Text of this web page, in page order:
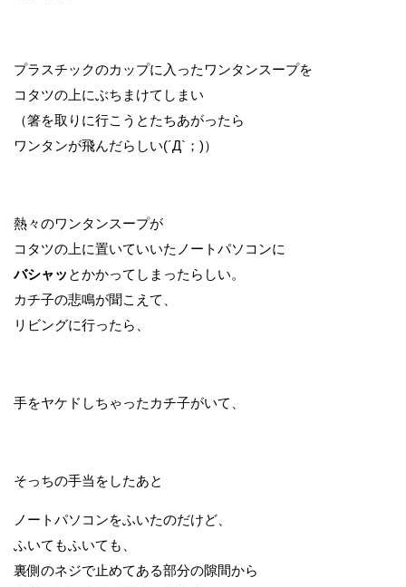
プラスチックのカップに入ったワンタンスープを
コタツの上にぶちまけてしまい
（箸を取りに行こうとたちあがったら
ワンタンが飛んだらしい(´Д`；)）
熱々のワンタンスープが
コタツの上に置いていいたノートパソコンに
バシャッ とかかってしまったらしい。
カチ子の悲鳴が聞こえて、
リビングに行ったら、
手をヤケドしちゃったカチ子がいて、
そっちの手当をしたあと
ノートパソコンをふいたのだけど、
ふいてもふいても、
裏側のネジで止めてある部分の隙間から